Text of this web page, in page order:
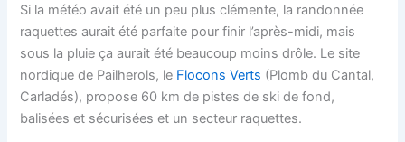
Si la météo avait été un peu plus clémente, la randonnée
raquettes aurait été parfaite pour finir l’après-midi, mais
sous la pluie ça aurait été beaucoup moins drôle. Le site
nordique de Pailherols, le Flocons Verts (Plomb du Cantal,
Carladés), propose 60 km de pistes de ski de fond,
balisées et sécurisées et un secteur raquettes.